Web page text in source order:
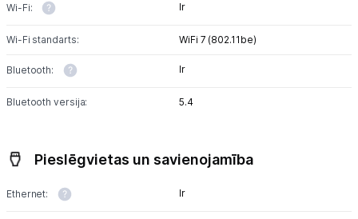
Wi-Fi: Ir
Wi-Fi standarts: WiFi 7 (802.11be)
Bluetooth: Ir
Bluetooth versija: 5.4
Pieslēgvietas un savienojamība
Ethernet: Ir